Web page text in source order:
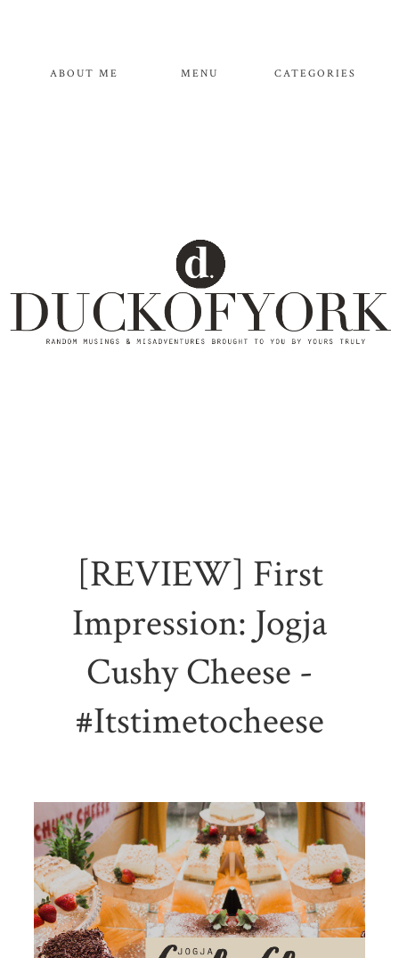
ABOUT ME MENU CATEGORIES
[REVIEW] First
Impression: Jogja
Cushy Cheese -
#itstimetocheese